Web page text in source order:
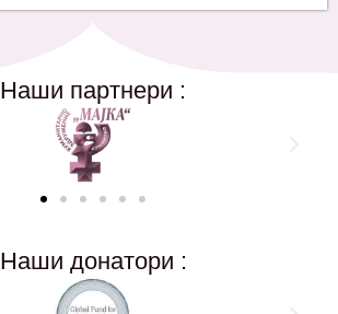
Наши партнери :
Наши донатори :